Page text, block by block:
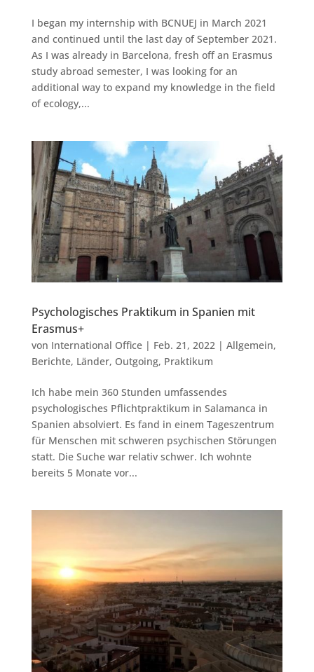
I began my internship with BCNUEJ in March 2021
and continued until the last day of September 2021.
As I was already in Barcelona, fresh off an Erasmus
study abroad semester, I was looking for an
additional way to expand my knowledge in the field
of ecology,...
Psychologisches Praktikum in Spanien mit
Erasmus+
von International Office| Feb. 21, 2022| Allgemein,
Berichte, Länder, Outgoing, Praktikum
Ich habe mein 360 Stunden umfassendes
psychologisches Pflichtpraktikum in Salamanca in
Spanien absolviert. Es fand in einem Tageszentrum
für Menschen mit schweren psychischen Störungen
statt. Die Suche war relativ schwer. Ich wohnte
bereits 5 Monate vor...